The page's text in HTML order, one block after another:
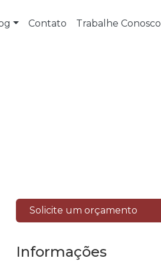
Contato Trabalhe Conosco
Solicite um orçamento
Informações